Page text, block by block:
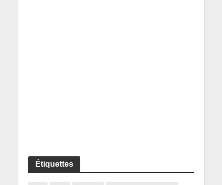
Étiquettes